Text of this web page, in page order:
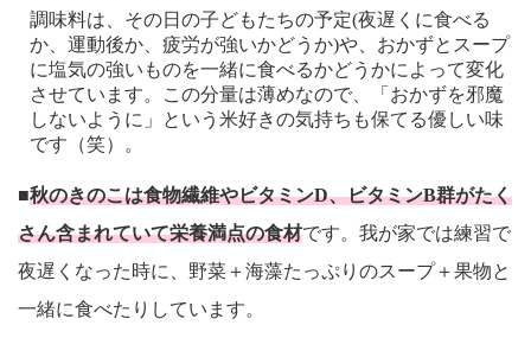
調味料は、その日の子どもたちの予定(夜遅くに食べる
か、運動後か、疲労が強いかどうか)や、おかずとスープ
に塩気の強いものを一緒に食べるかどうかによって変化
させています。この分量は薄めなので、「おかずを邪魔
しないように」という米好きの気持ちも保てる優しい味
です（笑）。
■秋のきのこは食物繊維やビタミンD、ビタミンB群がたく
さん含まれていて栄養満点の食材です。我が家では練習で
夜遅くなった時に、野菜＋海藻たっぷりのスープ＋果物と
一緒に食べたりしています。